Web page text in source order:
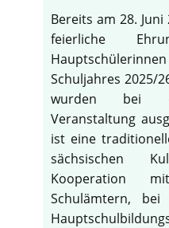
Bereits am 28.
feierliche
Schuljahres 2025/
wurden bei
Veranstaltung
ist eine
sächsischen
Kooperation
Schulämtern,